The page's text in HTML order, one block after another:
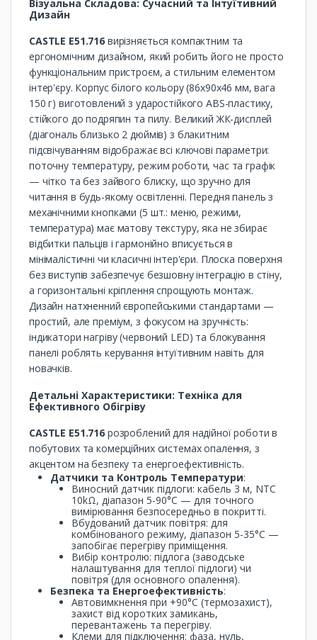
Візуальна Складова: Сучасний та Інтуїтивний
Дизайн
CASTLE E51.716 вирізняється компактним та
ергономічним дизайном, який робить його не просто
функціональним пристроєм, а стильним елементом
інтер'єру. Корпус білого кольору (86x90x46 мм, вага
150 г) виготовлений з ударостійкого ABS-пластику,
стійкого до подряпин та пилу. Великий ЖК-дисплей
(діагональ близько 2 дюймів) з блакитним
підсвічуванням відображає всі ключові параметри:
поточну температуру, режим роботи, час та графік
— чітко та без зайвого блиску, що зручно для
читання в будь-якому освітленні. Передня панель з
механічними кнопками (5 шт.: меню, режими,
температура) має матову текстуру, яка не збирає
відбитки пальців і гармонійно вписується в
мінімалістичні чи класичні інтер'єри. Плоска поверхня
без виступів забезпечує безшовну інтеграцію в стіну,
а горизонтальні кріплення спрощують монтаж.
Дизайн натхненний європейськими стандартами —
простий, але преміум, з фокусом на зручність:
індикатори нагріву (червоний LED) та блокування
панелі роблять керування інтуїтивним навіть для
новачків.
Детальні Характеристики: Техніка для
Ефективного Обігріву
CASTLE E51.716 розроблений для надійної роботи в
побутових та комерційних системах опалення, з
акцентом на безпеку та енергоефективність.
Датчики та Контроль Температури:
Виносний датчик підлоги: кабель 3 м, NTC
10kΩ, діапазон 5-90°C — для точного
вимірювання безпосередньо в покритті.
Вбудований датчик повітря: для
комбінованого режиму, діапазон 5-35°C —
запобігає перегріву приміщення.
Вибір контролю: підлога (заводське
налаштування для теплої підлоги) чи
повітря (для основного опалення).
Безпека та Енергоефективність:
Автовимкнення при +90°C (термозахист),
захист від коротких замикань,
перевантажень та перегріву.
Клеми для підключення: фаза, нуль,